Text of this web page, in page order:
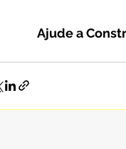
Ajude a